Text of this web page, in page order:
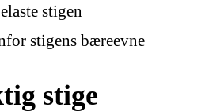
stigen
stigens bæreevne
stige